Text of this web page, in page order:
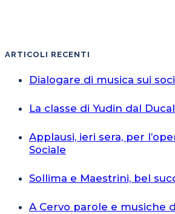
ARTICOLI RECENTI
Dialogare di musica sui
La classe di Yudin dal
Applausi, ieri sera, per
Sociale
Sollima e Maestrini, bel
A Cervo parole e musiche